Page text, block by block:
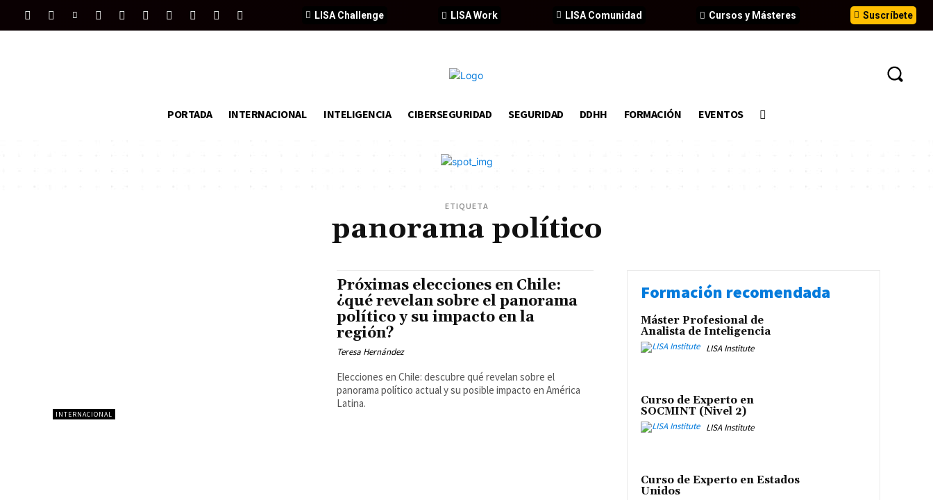
Suscríbete
Cursos y Másteres
LISA Comunidad
LISA Work
LISA Challenge
PORTADA INTERNACIONAL INTELIGENCIA CIBERSEGURIDAD SEGURIDAD DDHH FORMACIÓN EVENTOS
ETIQUETA
panorama político
INTERNACIONAL
Próximas elecciones en Chile:
¿qué revelan sobre el panorama
político y su impacto en la
región?
Teresa Hernández
Elecciones en Chile: descubre qué revelan sobre el
panorama político actual y su posible impacto en América
Latina.
Formación recomendada
Máster Profesional de
Analista de Inteligencia
LISA Institute
Curso de Experto en
SOCMINT (Nivel 2)
LISA Institute
Curso de Experto en Estados
Unidos